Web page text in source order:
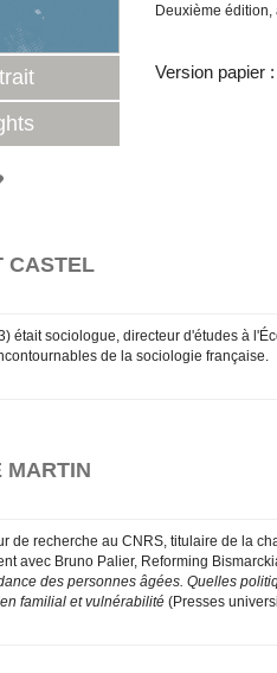
Deuxième
Version papier :
CASTEL
était sociologue, directeur d'études à
de la sociologie française.
MARTIN
de recherche au CNRS, titulaire de la
avec Bruno Palier, Reforming
des personnes âgées. Quelles
familial et vulnérabilité (Presses